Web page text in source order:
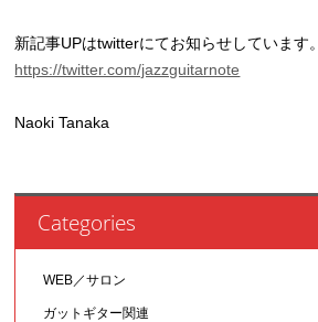
新記事UPはtwitterにてお知らせしています。
https://twitter.com/jazzguitarnote
Naoki Tanaka
Categories
WEB／サロン
ガットギター関連